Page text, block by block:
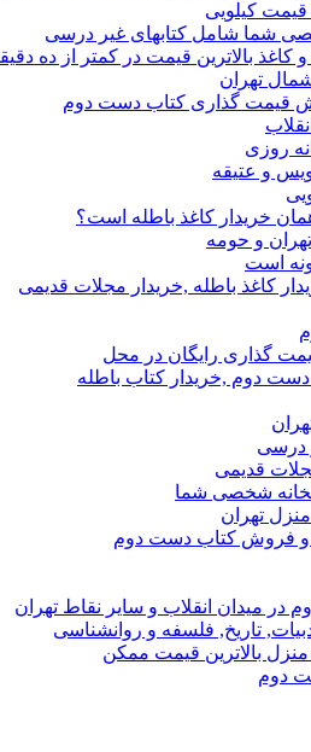
قیمت کیلویی
شما شامل کتابهای غیر درسی
کاغذ بالاترین قیمت در کمتر از ده
تهران
قیمت گذاری کتاب دست دوم
روزی
و عتیقه
خریدار کاغذ باطله است؟
و حومه
است
کاغذ باطله ,خریدار مجلات قدیمی
گذاری رایگان در محل
دست دوم ,خریدار کتاب باطله
درسی
قدیمی
شخصی شما
تهران
و فروش کتاب دست دوم
در میدان انقلاب و سایر نقاط تهران
تاریخ, فلسفه و روانشناسی
بالاترین قیمت ممکن
دوم